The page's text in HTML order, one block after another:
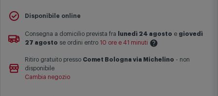
Il Prezzo Consigliato
dal produttore e viene mostrato al fine di fornire un confronto con il
prezzo finale di vendita anche in assenza di sconti.
Maggiori informazioni
Disponibile online
Consegna a domicilio prevista fra lunedì 24 agosto e giovedì
27 agosto se ordini entro 10 ore e 41 minuti
Le date previste per la consegna sono una stima approssimativa
basata sulle statistiche di consegna in possesso di Comet.
Ritiro gratuito presso Comet Bologna via Michelino - non
disponibile
Cambia negozio